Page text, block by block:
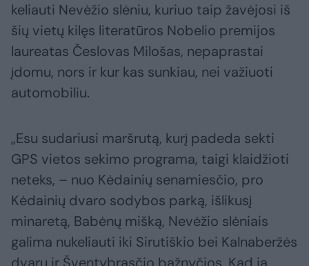
keliauti Nevėžio slėniu, kuriuo taip žavėjosi iš
šių vietų kilęs literatūros Nobelio premijos
laureatas Česlovas Milošas, nepaprastai
įdomu, nors ir kur kas sunkiau, nei važiuoti
automobiliu.
„Esu sudariusi maršrutą, kurį padeda sekti
GPS vietos sekimo programa, taigi klaidžioti
neteks, – nuo Kėdainių senamiesčio, pro
Kėdainių dvaro sodybos parką, išlikusį
minaretą, Babėnų mišką, Nevėžio slėniais
galima nukeliauti iki Sirutiškio bei Kalnaberžės